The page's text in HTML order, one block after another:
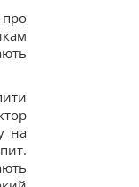
про
на